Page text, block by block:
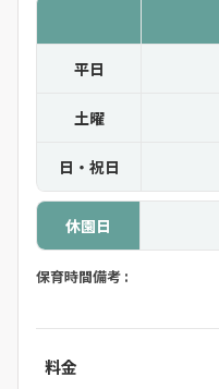
平日
土曜
日・祝日
休園日
保育時間備考 :
料金